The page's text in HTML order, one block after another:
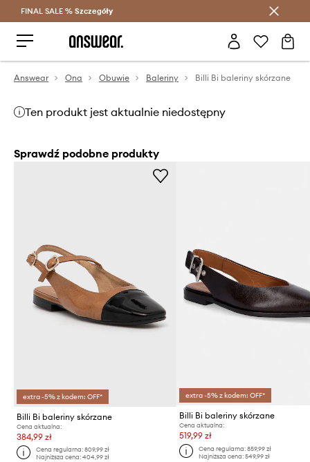
Oszczędzaj z Answear Club >
FINAL SALE % Szczegóły
Answear Ona Obuwie Baleriny Billi Bi baleriny skórzane
Ten produkt jest aktualnie niedostępny
Sprawdź podobne produkty
extra -5% z kodem: OFF*
Billi Bi baleriny skórzane
Cena aktualna:
384,99 zł
Cena regularna:809,99 zł
Najniższa cena:404,99 zł
extra -5% z kodem: OFF*
Billi Bi baleriny skórzane
Cena aktualna:
519,99 zł
Cena regularna: 859,99 zł
Najniższa cena: 549,99 zł